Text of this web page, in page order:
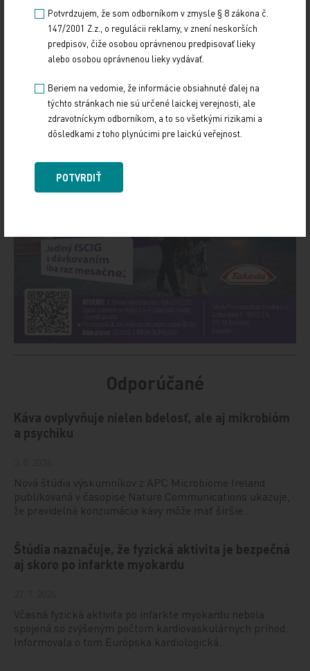
Ekonóm Vlachynský: Aj polovica
výpovedí by znamenala
obmedzenie
7. 10. 2022
Odporúčané
Káva ovplyvňuje nielen bdelosť, ale aj mikrobióm
a psychiku
Nová štúdia výskumníkov z APC Microbiome Ireland
publikovaná v časopise Nature Communications ukazuje,
že pravidelná konzumácia kávy môže mať širšie…
Štúdia naznačuje, že fyzická aktivita je bezpečná
aj skoro po infarkte myokardu
Včasná fyzická aktivita po infarkte myokardu nebola
spojená so zvýšeným počtom kardiovaskulárnych príhod.
Informovala o tom Európska kardiologická…
Potvrdzujem, že som odborníkom v zmysle § 8 zákona č.
147/2001 Z.z., o regulácii reklamy, v znení neskorších
predpisov, čiže osobou oprávnenou predpisovať lieky
alebo osobou oprávnenou lieky vydávať.
Beriem na vedomie, že informácie obsiahnuté ďalej na
týchto stránkach nie sú určené laickej verejnosti, ale
zdravotníckym odborníkom, a to so všetkými rizikami a
dôsledkami z toho plynúcimi pre laickú veřejnost.
POTVRDIŤ